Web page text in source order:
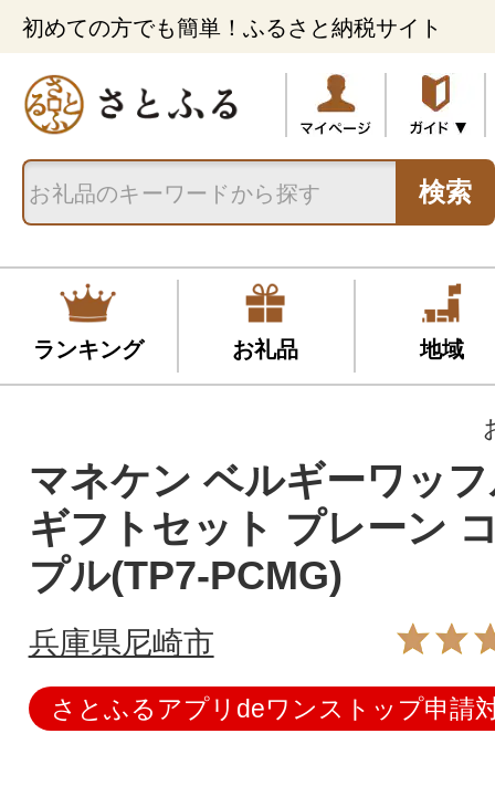
初めての方でも簡単！ふるさと納税サイト
検索
ランキング お礼品 地域
マネケン ベルギーワッ
ギフトセット プレーン
プル(TP7-PCMG)
兵庫県尼崎市
さとふるアプリdeワンストップ申請